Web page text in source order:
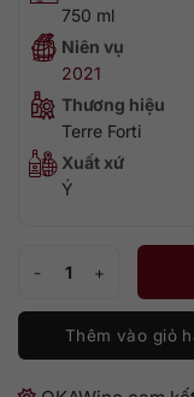
750 ml
Niên vụ
2021
Thương hiệu
Terre Forti
Xuất xứ
Ý
Thêm vào giỏ